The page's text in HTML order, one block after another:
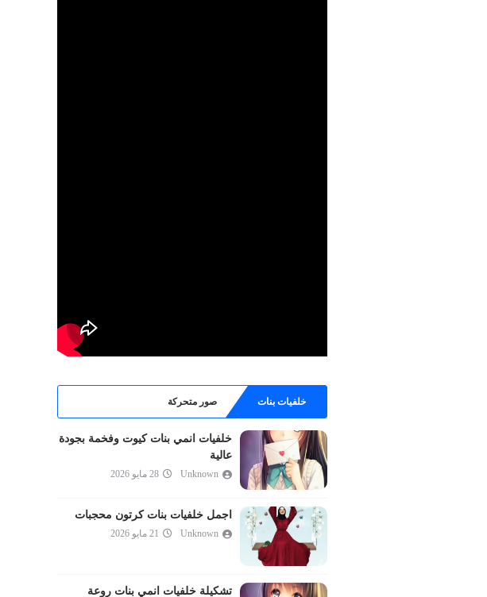
خلفيات بنات صور متحركة
خلفيات انمي بنات كيوت وفخمة بجودة
عالية
Unknown 28 مايو 2026
اجمل خلفيات بنات كرتون محجبات
Unknown 21 مايو 2026
تشكيلة خلفيات انمي بنات روعة